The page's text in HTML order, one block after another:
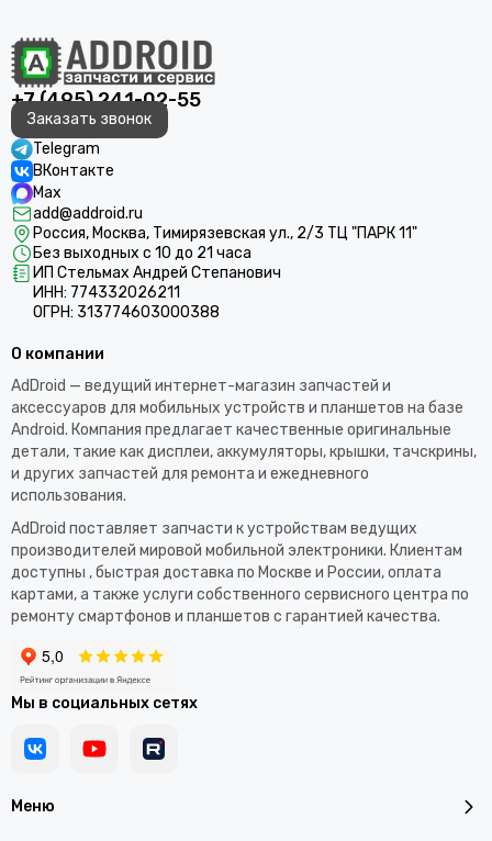
+7 (495) 241-02-55
Заказать звонок
Telegram
ВКонтакте
Max
add@addroid.ru
Россия, Москва, Тимирязевская ул., 2/3 ТЦ "ПАРК 11"
Без выходных с 10 до 21 часа
ИП Стельмах Андрей Степанович
ИНН: 774332026211
ОГРН: 313774603000388
Меню
О компании
AdDroid — ведущий интернет-магазин запчастей и
аксессуаров для мобильных устройств и планшетов на базе
Android. Компания предлагает качественные оригинальные
детали, такие как дисплеи, аккумуляторы, крышки, тачскрины,
и других запчастей для ремонта и ежедневного
использования.​
AdDroid поставляет запчасти к устройствам ведущих
производителей мировой мобильной электроники. Клиентам
доступны , быстрая доставка по Москве и России, оплата
картами, а также услуги собственного сервисного центра по
ремонту смартфонов и планшетов с гарантией качества.
Мы в социальных сетях